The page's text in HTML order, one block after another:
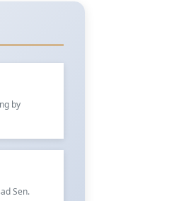
by
Sen.